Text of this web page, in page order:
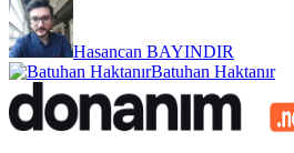
Hasancan BAYINDIR
Batuhan Haktanır